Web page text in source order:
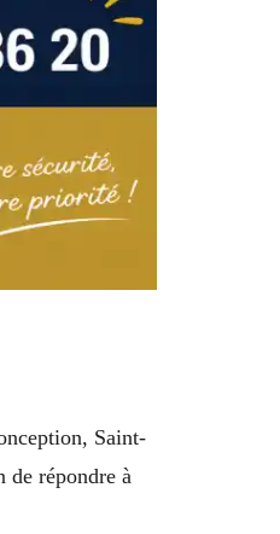
Saint-
de répondre à